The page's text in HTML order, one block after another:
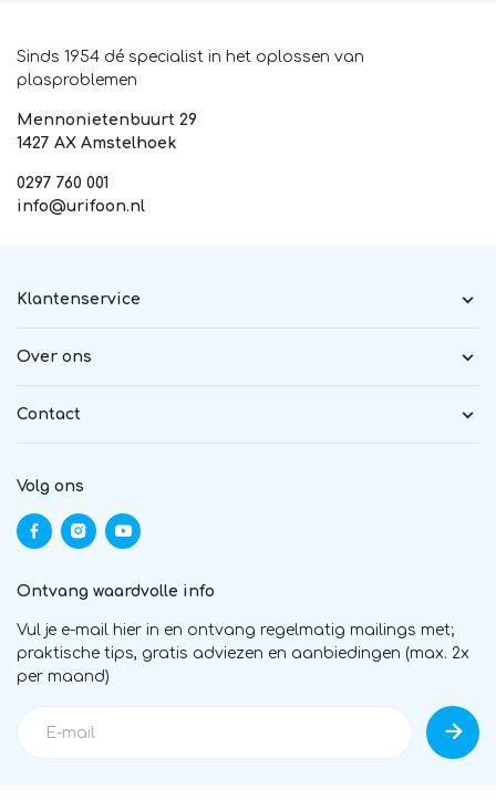
Sinds 1954 dé specialist in het oplossen van
plasproblemen
Mennonietenbuurt 29
1427 AX Amstelhoek
0297 760 001
info@urifoon.nl
Klantenservice
Over ons
Contact
Volg ons
Ontvang waardvolle info
Vul je e-mail hier in en ontvang regelmatig mailings met;
praktische tips, gratis adviezen en aanbiedingen (max. 2x
per maand)